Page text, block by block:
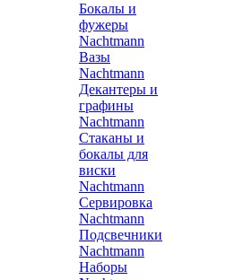
Бокалы и
фужеры
Nachtmann
Вазы
Nachtmann
Декантеры и
графины
Nachtmann
Стаканы и
бокалы для
виски
Nachtmann
Сервировка
Nachtmann
Подсвечники
Nachtmann
Наборы